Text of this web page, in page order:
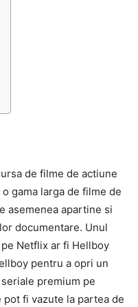
de filme de actiune
gama larga de filme de
asemenea apartine si
documentare. Unul
Netflix ar fi Hellboy
pentru a opri un
premium pe
fi vazute la partea de